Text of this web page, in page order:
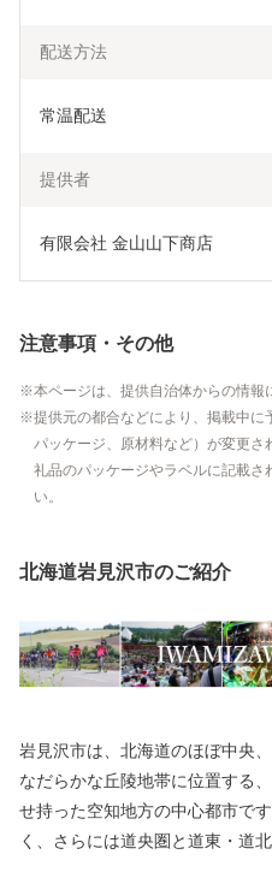
配送方法
常温配送
提供者
有限会社 金山山下商店
注意事項・その他
本ページは、提供自治体からの情報
提供元の都合などにより、掲載中に
パッケージ、原材料など）が変更
礼品のパッケージやラベルに記載さ
い。
北海道岩見沢市のご紹介
岩見沢市は、北海道のほぼ中央
なだらかな丘陵地帯に位置する
せ持った空知地方の中心都市で
く、さらには道央圏と道東・道